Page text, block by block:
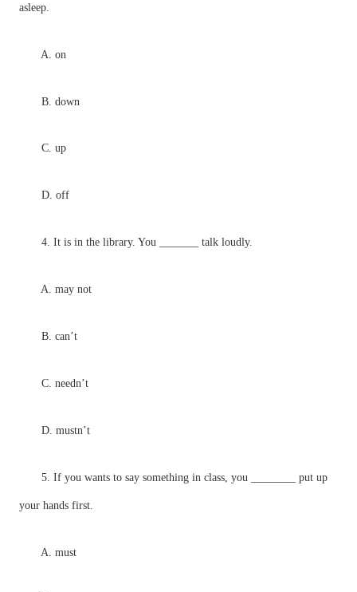
asleep.
A. on
B. down
C. up
D. off
4. It is in the library. You _______ talk loudly.
A. may not
B. can’t
C. needn’t
D. mustn’t
5. If you wants to say something in class, you ________ put up
your hands first.
A. must